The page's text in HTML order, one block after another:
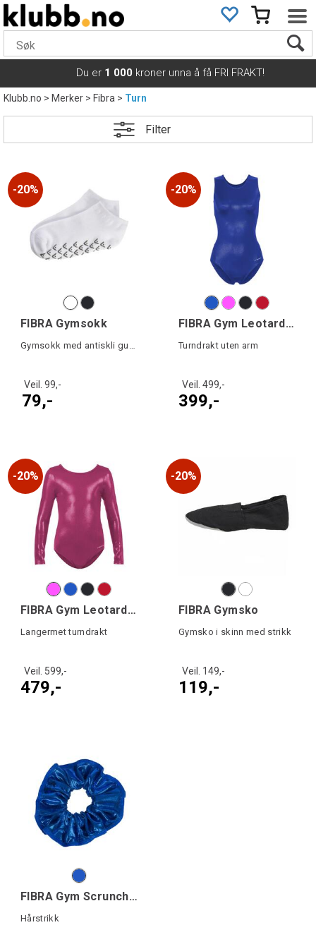
Du er 1 000 kroner unna å få FRI FRAKT!
Klubb.no>Merker>Fibra>Turn
Filter
20%
FIBRA Gymsokk
Gymsokk med antiskli gummi under fot
Veil. 99,-
79,-
20%
FIBRA Gym Leotard Basic W
Turndrakt uten arm
Veil. 499,-
399,-
20%
FIBRA Gym Leotard Basic LSW
Langermet turndrakt
Veil. 599,-
479,-
20%
FIBRA Gymsko
Gymsko i skinn med strikk
Veil. 149,-
119,-
FIBRA Gym Scrunchie
Hårstrikk